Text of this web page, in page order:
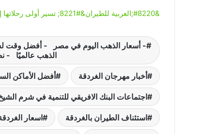
&#8220;العربية للطيران&#8221; تسير أولى رحلاتها إلى مدينة سوتشي الروسية
- أسعار الذهب اليوم في مصر - أفضل وقت
الذهب عالميًا -
أخبار مهرجان الغردقة أفضل الأماكن
اجتماعات البنك الافريقي للتنمية في شرم
استئناف الطيران بالغردقة اسعار